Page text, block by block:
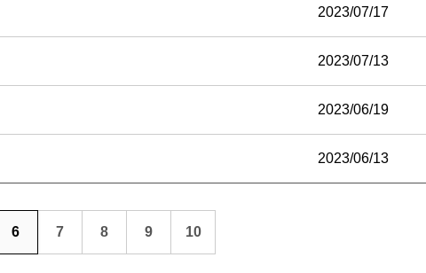
2023/07/17
2023/07/13
2023/06/19
2023/06/13
6 7 8 9 10